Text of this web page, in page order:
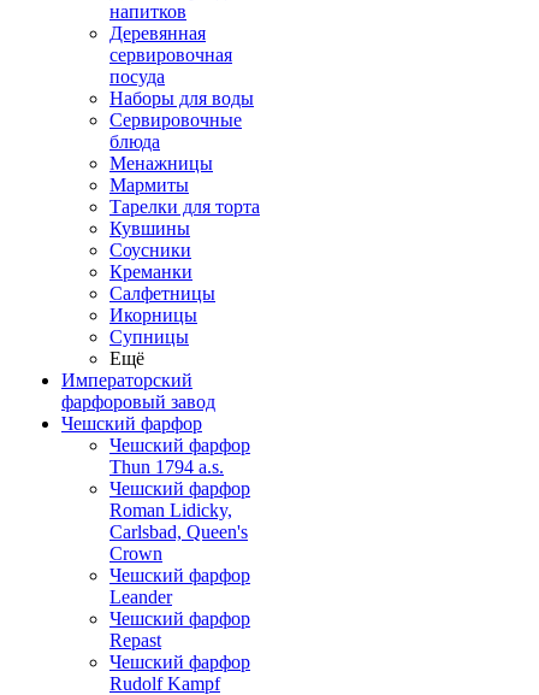
напитков
Деревянная
сервировочная
посуда
Наборы для воды
Сервировочные
блюда
Менажницы
Мармиты
Тарелки для торта
Кувшины
Соусники
Креманки
Салфетницы
Икорницы
Супницы
Ещё
Императорский
фарфоровый завод
Чешский фарфор
Чешский фарфор
Thun 1794 a.s.
Чешский фарфор
Roman Lidicky,
Carlsbad, Queen's
Crown
Чешский фарфор
Leander
Чешский фарфор
Repast
Чешский фарфор
Rudolf Kampf